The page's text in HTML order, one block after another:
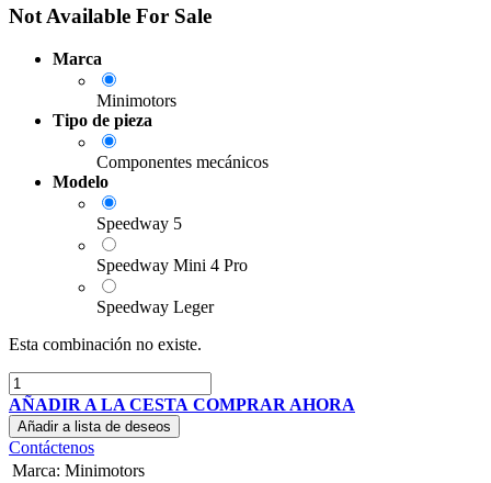
Not Available For Sale
Marca
Minimotors
Tipo de pieza
Componentes mecánicos
Modelo
Speedway 5
Speedway Mini 4 Pro
Speedway Leger
Esta combinación no existe.
AÑADIR A LA CESTA COMPRAR AHORA
Añadir a lista de deseos
Contáctenos
Marca: Minimotors